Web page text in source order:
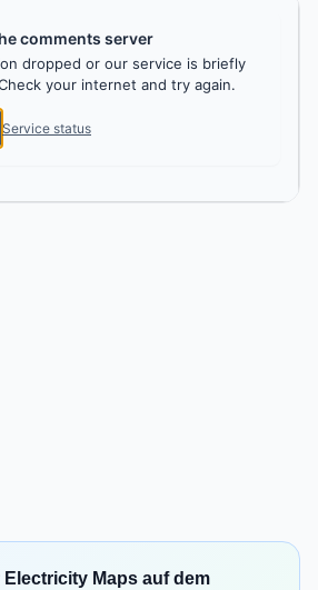
comments server
dropped or our service is briefly
your internet and try again.
Service status
Electricity Maps auf dem